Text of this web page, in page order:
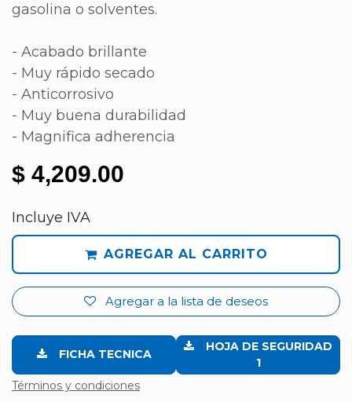
gasolina o solventes.
- Acabado brillante
- Muy rápido secado
- Anticorrosivo
- Muy buena durabilidad
- Magnifica adherencia
$ 4,209.00
Incluye IVA
AGREGAR AL CARRITO
Agregar a la lista de deseos
FICHA TECNICA
1
Términos y condiciones